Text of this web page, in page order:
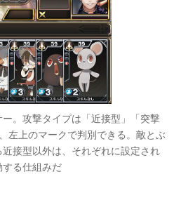
。攻撃タイプは「近接型」「突撃
左上のマークで判別できる。敵とぶ
接型以外は、それぞれに設定され
する仕組みだ